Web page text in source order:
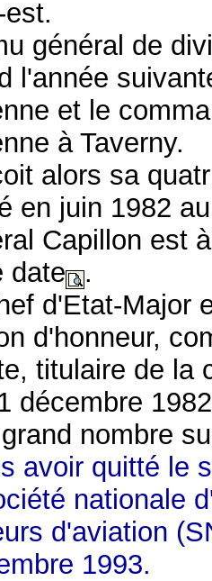
est.
général de
l'année
et le
à Taverny.
alors sa
en juin 1982
Capillon est
date
.
d'Etat-Major
d'honneur,
titulaire de la
décembre
nombre
avoir quitté le
nationale
d'aviation
1993.